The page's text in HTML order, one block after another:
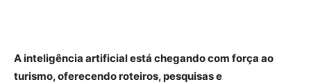
A inteligência artificial está chegando com força ao
turismo, oferecendo roteiros, pesquisas e